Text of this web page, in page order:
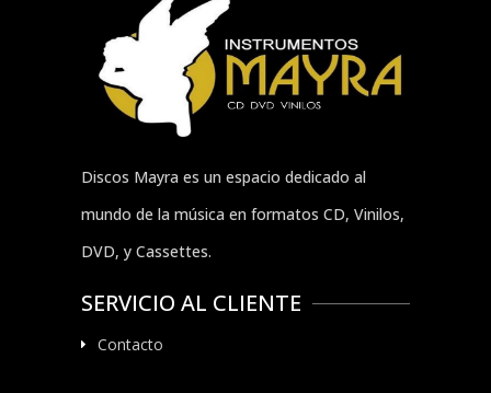
Discos Mayra es un espacio dedicado al
mundo de la música en formatos CD, Vinilos,
DVD, y Cassettes.
SERVICIO AL CLIENTE
Contacto